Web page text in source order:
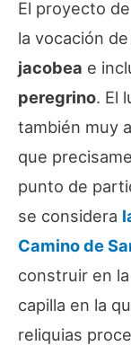
El proyecto
la vocación de
jacobea e
peregrino. El
también muy
que
punto de
se considera
Camino de
construir en
capilla en la
reliquias